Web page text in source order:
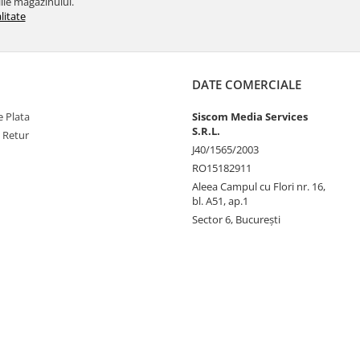
Plata
Retur
DATE COMERCIALE
Siscom Media Services
S.R.L.
J40/1565/2003
RO15182911
Aleea Campul cu Flori nr. 16,
bl. A51, ap.1
Sector 6, București